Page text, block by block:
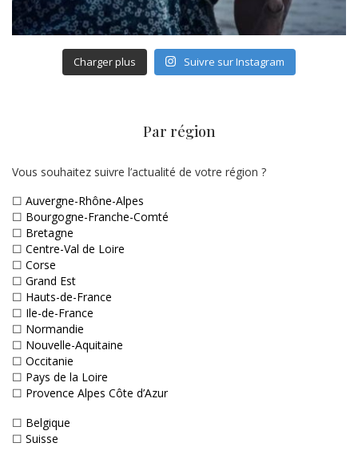
Charger plus Suivre sur Instagram
Par région
Vous souhaitez suivre l’actualité de votre région ?
☐ Auvergne-Rhône-Alpes
☐ Bourgogne-Franche-Comté
☐ Bretagne
☐ Centre-Val de Loire
☐ Corse
☐ Grand Est
☐ Hauts-de-France
☐ Ile-de-France
☐ Normandie
☐ Nouvelle-Aquitaine
☐ Occitanie
☐ Pays de la Loire
☐ Provence Alpes Côte d’Azur
☐ Belgique
☐ Suisse